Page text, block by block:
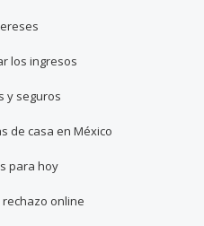
los ingresos
y seguros
de casa en México
para hoy
online